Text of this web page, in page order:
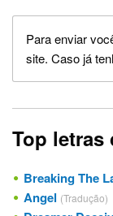
Para enviar
site. Caso já
Top letras
Breaking The
Angel (Tradução)